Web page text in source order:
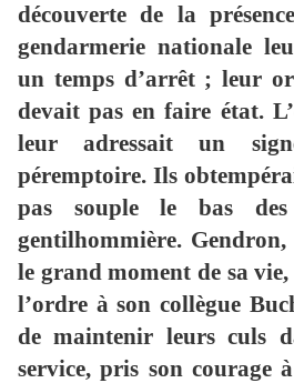
découverte de la
gendarmerie nationale
un temps d’arrêt ; leur
devait pas en faire état.
leur adressait un
péremptoire. Ils
pas souple le bas
gentilhommière.
le grand moment de sa
l’ordre à son collègue
de maintenir leurs culs
service, pris son courage